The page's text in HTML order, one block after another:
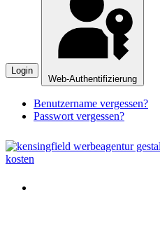
Login
Web-Authentifizierung
Benutzername vergessen?
Passwort vergessen?